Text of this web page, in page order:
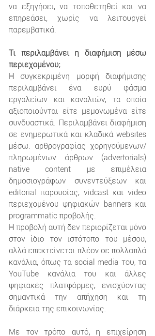
να εξηγήσει, να τοποθετηθεί και να
επηρεάσει, χωρίς να λειτουργεί
παρεμβατικά.
Τι περιλαμβάνει η διαφήμιση μέσω
περιεχομένου;
Η συγκεκριμένη μορφή διαφήμισης
περιλαμβάνει ένα ευρύ φάσμα
εργαλείων και καναλιών, τα οποία
αξιοποιούνται είτε μεμονωμένα είτε
συνδυαστικά. Περιλαμβάνει διαφήμιση
σε ενημερωτικά και κλαδικά websites
μέσω: αρθρογραφίας χορηγούμενων/
πληρωμένων άρθρων (advertorials)
native content με επιμέλεια
δημοσιογράφων συνεντεύξεων και
editorial παρουσίας, vidcast και video
περιεχομένου ψηφιακών banners και
programmatic προβολής.
Η προβολή αυτή δεν περιορίζεται μόνο
στον ίδιο τον ιστότοπο του μέσου,
αλλά επεκτείνεται πλέον σε πολλαπλά
κανάλια, όπως τα social media του, τα
YouTube κανάλια του και άλλες
ψηφιακές πλατφόρμες, ενισχύοντας
σημαντικά την απήχηση και τη
διάρκεια της επικοινωνίας.
Με τον τρόπο αυτό, η επιχείρηση